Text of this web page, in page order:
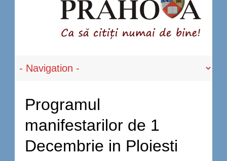
Programul
manifestarilor de 1
Decembrie in Ploiesti